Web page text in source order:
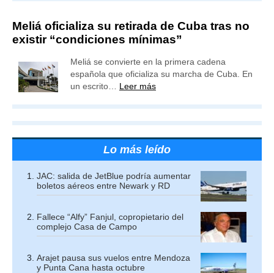
Meliá oficializa su retirada de Cuba tras no
existir “condiciones mínimas”
Meliá se convierte en la primera cadena
española que oficializa su marcha de Cuba. En
un escrito… Leer más
Lo más leído
JAC: salida de JetBlue podría aumentar
boletos aéreos entre Newark y RD
Fallece “Alfy” Fanjul, copropietario del
complejo Casa de Campo
Arajet pausa sus vuelos entre Mendoza
y Punta Cana hasta octubre